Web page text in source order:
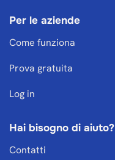
Per le aziende
Come funziona
Prova gratuita
Log in
Hai bisogno di aiuto?
Contatti